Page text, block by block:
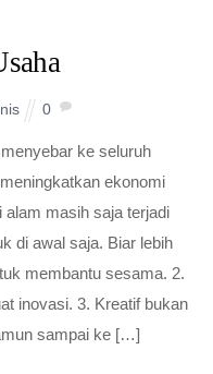
0
ke seluruh
ekonomi
masih saja terjadi
di awal saja. Biar lebih
membantu sesama. 2.
inovasi. 3. Kreatif bukan
sampai ke […]